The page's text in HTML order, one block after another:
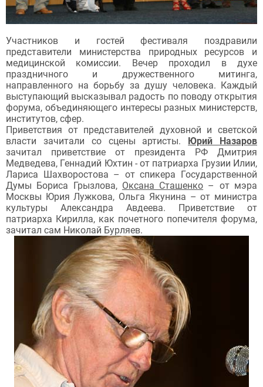
Участников и гостей фестиваля поздравили
представители министерства природных ресурсов и
медицинской комиссии. Вечер проходил в духе
праздничного и дружественного митинга,
направленного на борьбу за душу человека. Каждый
выступающий высказывал радость по поводу открытия
форума, объединяющего интересы разных министерств,
институтов, сфер.
Приветствия от представителей духовной и светской
власти зачитали со сцены артисты. Юрий Назаров
зачитал приветствие от президента РФ Дмитрия
Медведева, Геннадий Юхтин - от патриарха Грузии Илии,
Лариса Шахворостова – от спикера Государственной
Думы Бориса Грызлова, Оксана Сташенко – от мэра
Москвы Юрия Лужкова, Ольга Якунина – от министра
культуры Александра Авдеева. Приветствие от
патриарха Кирилла, как почетного попечителя форума,
зачитал сам Николай Бурляев.